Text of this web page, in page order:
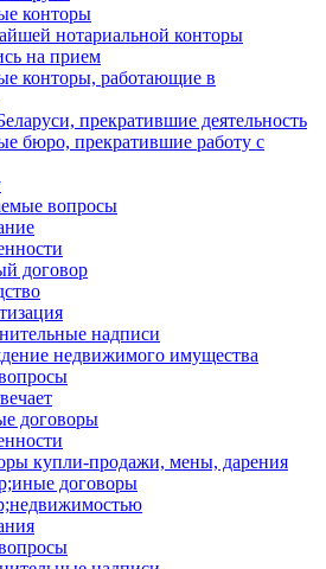
конторы
нотариальной конторы
на прием
конторы, работающие в
прекратившие деятельность
бюро, прекратившие работу с
вопросы
договор
надписи
недвижимого имущества
договоры
купли-продажи, мены, дарения
договоры